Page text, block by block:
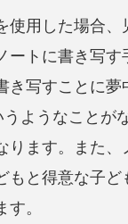
使用した場合、
ートに書き写す
き写すことに夢
ようなことが
ります。また、
もと得意な子ど
。